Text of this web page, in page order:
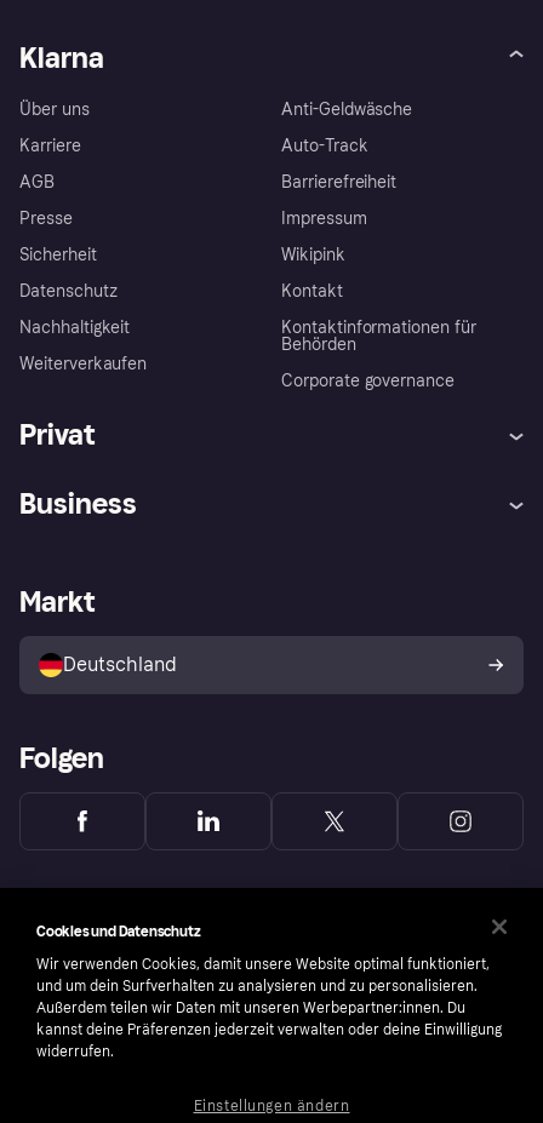
Klarna
Über uns
Karriere
AGB
Presse
Sicherheit
Datenschutz
Nachhaltigkeit
Weiterverkaufen
Anti-Geldwäsche
Auto-Track
Barrierefreiheit
Impressum
Wikipink
Kontakt
Kontaktinformationen für
Behörden
Corporate governance
Privat
Klarna App
Shops entdecken
Käuferschutzrichtlinie
Dein Widerrufsrecht
Business
Händlerportal
Markt
Deutschland
Folgen
Cookies und Datenschutz
Wir verwenden Cookies, damit unsere Website optimal funktioniert,
und um dein Surfverhalten zu analysieren und zu personalisieren.
Außerdem teilen wir Daten mit unseren Werbepartner:innen. Du
kannst deine Präferenzen jederzeit verwalten oder deine Einwilligung
widerrufen.
Einstellungen ändern